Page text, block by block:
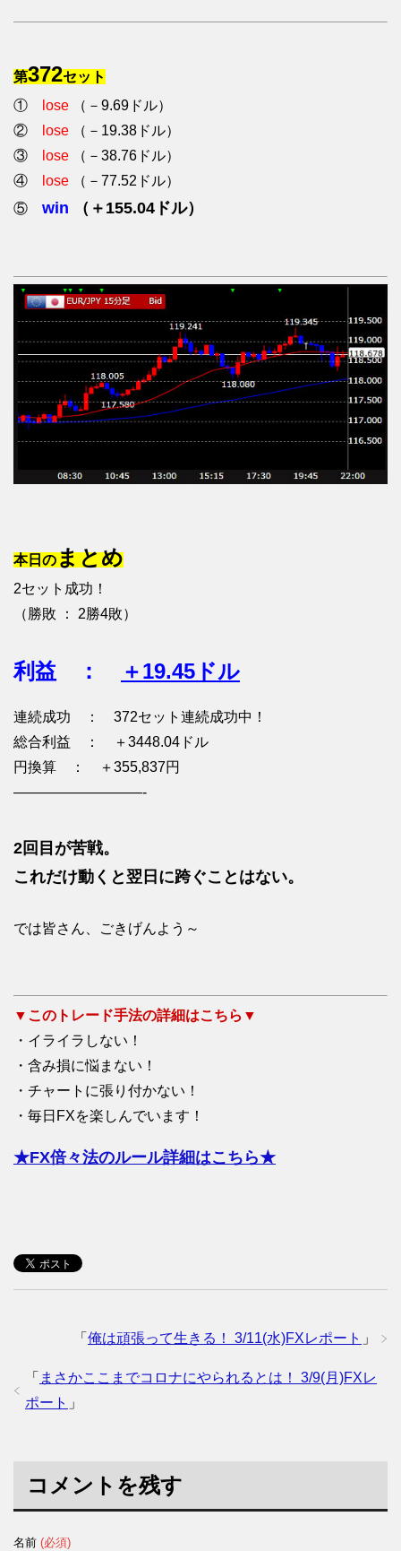
第372セット
①
lose （－9.69ドル）
②
lose （－19.38ドル）
③
lose （－38.76ドル）
④
lose （－77.52ドル）
⑤ win （＋155.04ドル）
本日のまとめ
2セット成功！
（勝敗 ： 2勝4敗）
利益 ： ＋19.45ドル
連続成功 ： 372セット連続成功中！
総合利益 ： ＋3448.04ドル
円換算 ： ＋355,837円
—————————-
2回目が苦戦。
これだけ動くと翌日に跨ぐことはない。
では皆さん、ごきげんよう～
▼このトレード手法の詳細はこちら▼
・イライラしない！
・含み損に悩まない！
・チャートに張り付かない！
・毎日FXを楽しんでいます！
★FX倍々法のルール詳細はこちら★
「 俺は頑張って生きる！ 3/11(水)FXレポート 」
「 まさかここまでコロナにやられるとは！ 3/9(月)FXレ
ポート 」
コメントを残す
名前 (必須)